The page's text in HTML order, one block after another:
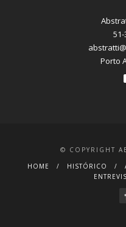
51-
Porto
© COPYRIGHT
HOME
HISTÓRICO